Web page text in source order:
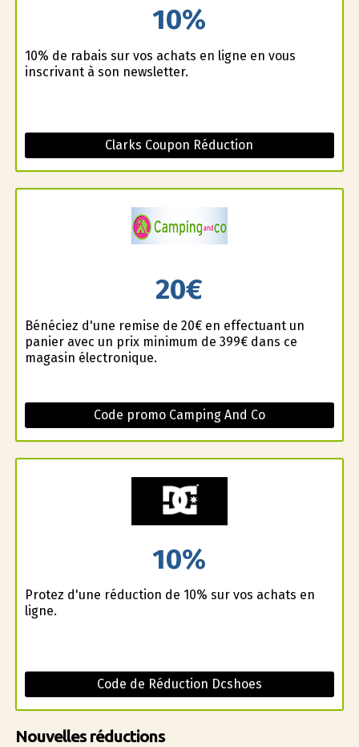
10%
10% de rabais sur vos achats en ligne en vous
inscrivant à son newsletter.
Clarks Coupon Réduction
20€
Bénéficiez d'une remise de 20€ en effectuant un
panier avec un prix minimum de 399€ dans ce
magasin électronique.
Code promo Camping And Co
10%
Profitez d'une réduction de 10% sur vos achats en
ligne.
Code de Réduction Dcshoes
Nouvelles réductions